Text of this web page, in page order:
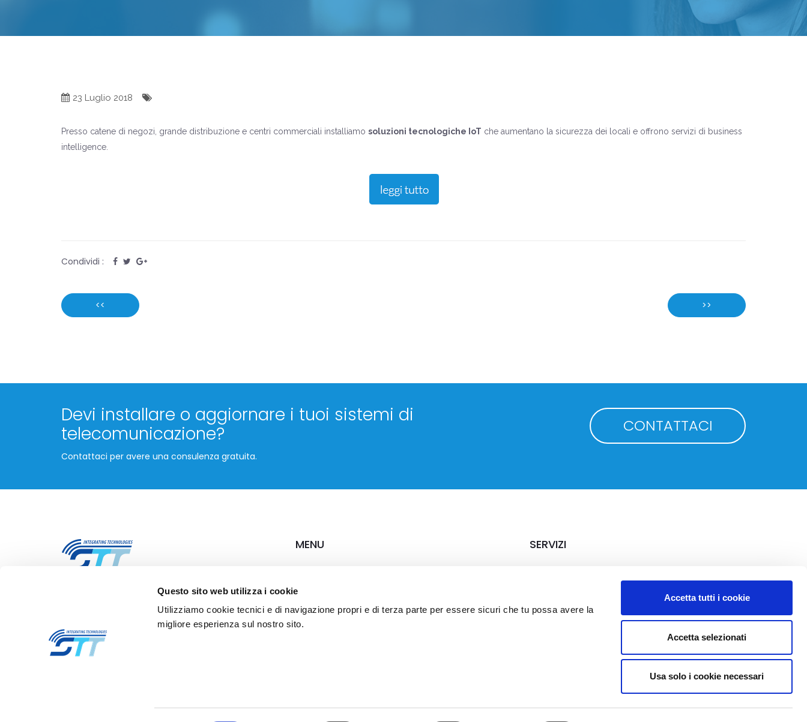
Questo sito web utilizza i cookie
Utilizziamo cookie tecnici e di navigazione propri e di terza parte per essere sicuri che tu possa avere la
migliore esperienza sul nostro sito.
Accetta tutti i cookie
Accetta selezionati
Usa solo i cookie necessari
23 Luglio 2018
Presso catene di negozi, grande distribuzione e centri commerciali installiamo soluzioni tecnologiche IoT che aumentano la sicurezza dei locali e offrono servizi di business
intelligence.
Condividi :
<< >>
Devi installare o aggiornare i tuoi sistemi di
telecomunicazione?
Contattaci per avere una consulenza gratuita.
CONTATTACI
STT Servizi Telematici Telefonici S.r.l.
Via Nazario Sauro, 82, 20831 Seregno (MB)
E
T +39 0362 26941
MENU
Soluzioni & Servizi
Settori
Case study
SERVIZI
© 2024 STT Servizi Telematici Telefonici S.r.l. P.IVA Privacy